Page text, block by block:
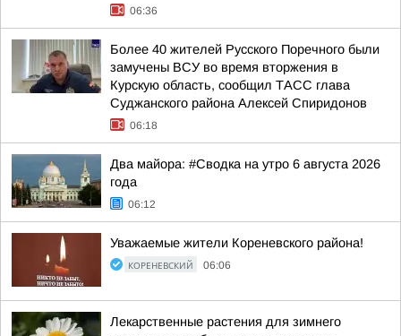
06:36
Более 40 жителей Русского Поречного были
замучены ВСУ во время вторжения в
Курскую область, сообщил ТАСС глава
Суджанского района Алексей Спиридонов
06:18
Два майора: #Сводка на утро 6 августа 2026
года
06:12
Уважаемые жители Кореневского района!
КОРЕНЕВСКИЙ 06:06
Лекарственные растения для зимнего